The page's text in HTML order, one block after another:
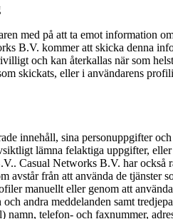
med på att ta emot information
B.V. kommer att skicka denna
och kan återkallas när som
skickats, eller i användarens
innehåll, sina personuppgifter
lämna felaktiga uppgifter,
Casual Networks B.V. har också
avstår från att använda de
manuellt eller genom att
andra meddelanden samt
telefon- och faxnummer,